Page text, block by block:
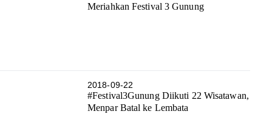
Meriahkan Festival 3 Gunung
2018-09-22
#Festival3Gunung Diikuti 22 Wisatawan,
Menpar Batal ke Lembata